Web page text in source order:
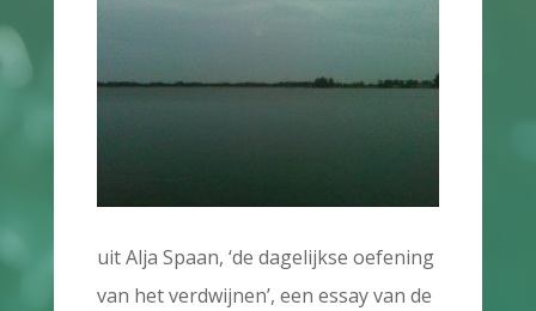
uit Alja Spaan, ‘de dagelijkse oefening
van het verdwijnen’, een essay van de